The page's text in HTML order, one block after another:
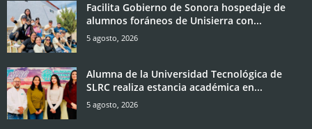
Facilita Gobierno de Sonora hospedaje de
alumnos foráneos de Unisierra con...
5 agosto, 2026
Alumna de la Universidad Tecnológica de
SLRC realiza estancia académica en...
5 agosto, 2026